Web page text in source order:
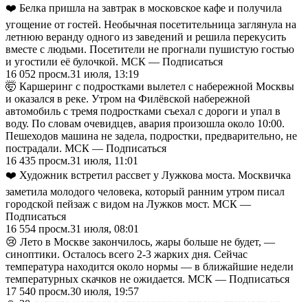
❤️ Белка пришла на завтрак в московское кафе и получила
угощение от гостей. Необычная посетительница заглянула на
летнюю веранду одного из заведений и решила перекусить
вместе с людьми. Посетители не прогнали пушистую гостью
и угостили её булочкой. МСК — Подписаться
16 052 просм.31 июля, 13:19
🤯 Каршеринг с подростками вылетел с набережной Москвы
и оказался в реке. Утром на Филёвской набережной
автомобиль с тремя подростками съехал с дороги и упал в
воду. По словам очевидцев, авария произошла около 10:00.
Пешеходов машина не задела, подростки, предварительно, не
пострадали. МСК — Подписаться
16 435 просм.31 июля, 11:01
❤️ Художник встретил рассвет у Лужкова моста. Москвичка
заметила молодого человека, который ранним утром писал
городской пейзаж с видом на Лужков мост. МСК —
Подписаться
16 554 просм.31 июля, 08:01
😢 Лето в Москве закончилось, жары больше не будет, —
синоптики. Осталось всего 2-3 жарких дня. Сейчас
температура находится около нормы — в ближайшие недели
температурных скачков не ожидается. МСК — Подписаться
17 540 просм.30 июля, 19:57